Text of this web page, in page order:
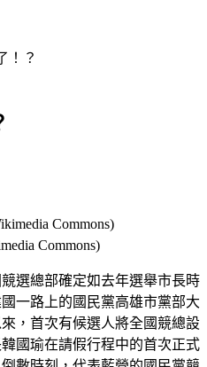
！？
Commons)
選總部確定如去年選舉市長時
一路上的國民黨高雄市黨部大
，首次有候選人將全國競總設
國瑜在請假行程中的首次正式